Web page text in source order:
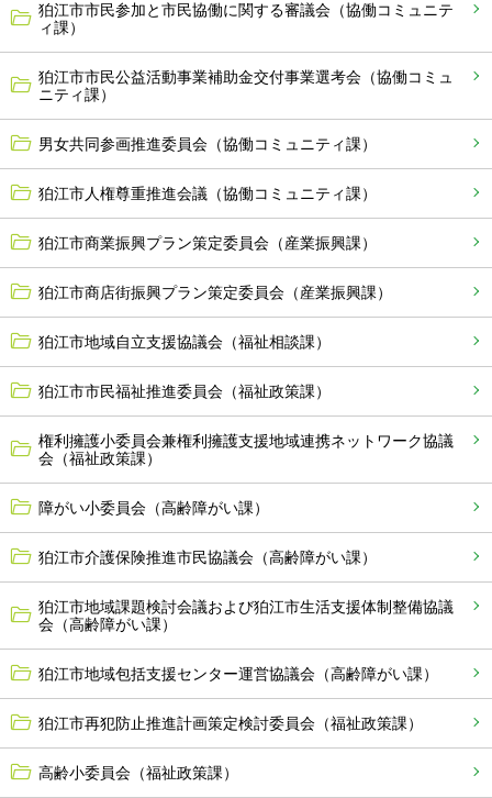
狛江市市民参加と市民協働に関する審議会（協働コミュニテ
ィ課）
狛江市市民公益活動事業補助金交付事業選考会（協働コミュ
ニティ課）
男女共同参画推進委員会（協働コミュニティ課）
狛江市人権尊重推進会議（協働コミュニティ課）
狛江市商業振興プラン策定委員会（産業振興課）
狛江市商店街振興プラン策定委員会（産業振興課）
狛江市地域自立支援協議会（福祉相談課）
狛江市市民福祉推進委員会（福祉政策課）
権利擁護小委員会兼権利擁護支援地域連携ネットワーク協議
会（福祉政策課）
障がい小委員会（高齢障がい課）
狛江市介護保険推進市民協議会（高齢障がい課）
狛江市地域課題検討会議および狛江市生活支援体制整備協議
会（高齢障がい課）
狛江市地域包括支援センター運営協議会（高齢障がい課）
狛江市再犯防止推進計画策定検討委員会（福祉政策課）
高齢小委員会（福祉政策課）